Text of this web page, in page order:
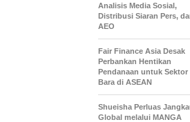
Analisis Media Sosial,
Distribusi Siaran Pers,
AEO
Fair Finance Asia Desak
Perbankan Hentikan
Pendanaan untuk Sektor
Bara di ASEAN
Shueisha Perluas
Global melalui MANGA